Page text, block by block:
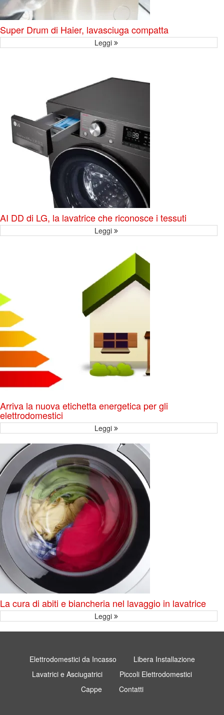
Super Drum di Haier, lavasciuga compatta
Leggi
AI DD di LG, la lavatrice che riconosce i tessuti
Leggi
Arriva la nuova etichetta energetica per gli
elettrodomestici
Leggi
La cura di abiti e biancheria nel lavaggio in lavatrice
Leggi
Elettrodomestici da Incasso
Libera Installazione
Lavatrici e Asciugatrici
Piccoli Elettrodomestici
Cappe
Contatti